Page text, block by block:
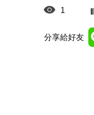
1
分享給好友